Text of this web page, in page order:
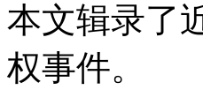
本文辑录了
权事件。